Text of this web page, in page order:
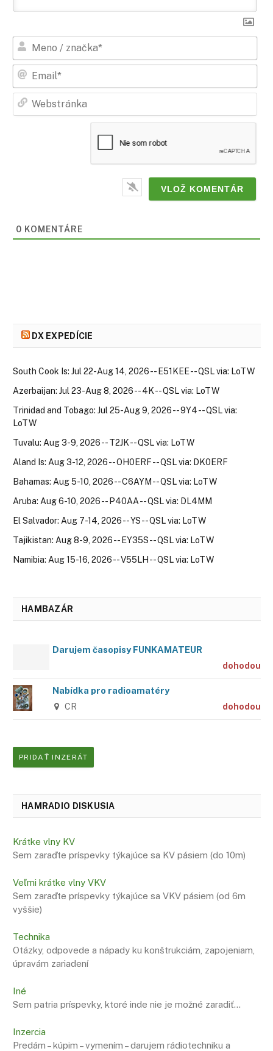
0 KOMENTÁRE
DX EXPEDÍCIE
South Cook Is: Jul 22-Aug 14, 2026 -- E51KEE -- QSL via: LoTW
Azerbaijan: Jul 23-Aug 8, 2026 -- 4K -- QSL via: LoTW
Trinidad and Tobago: Jul 25-Aug 9, 2026 -- 9Y4 -- QSL via:
LoTW
Tuvalu: Aug 3-9, 2026 -- T2JK -- QSL via: LoTW
Aland Is: Aug 3-12, 2026 -- OH0ERF -- QSL via: DK0ERF
Bahamas: Aug 5-10, 2026 -- C6AYM -- QSL via: LoTW
Aruba: Aug 6-10, 2026 -- P40AA -- QSL via: DL4MM
El Salvador: Aug 7-14, 2026 -- YS -- QSL via: LoTW
Tajikistan: Aug 8-9, 2026 -- EY35S -- QSL via: LoTW
Namibia: Aug 15-16, 2026 -- V55LH -- QSL via: LoTW
HAMBAZÁR
Darujem časopisy FUNKAMATEUR
dohodou
Nabídka pro radioamatéry
CR dohodou
PRIDAŤ INZERÁT
HAMRADIO DISKUSIA
Krátke vlny KV
Sem zaraďte príspevky týkajúce sa KV pásiem (do 10m)
Veľmi krátke vlny VKV
Sem zaraďte príspevky týkajúce sa VKV pásiem (od 6m
vyššie)
Technika
Otázky, odpovede a nápady ku konštrukciám, zapojeniam,
úpravám zariadení
Iné
Sem patria príspevky, ktoré inde nie je možné zaradiť…
Inzercia
Predám – kúpim – vymením – darujem rádiotechniku a